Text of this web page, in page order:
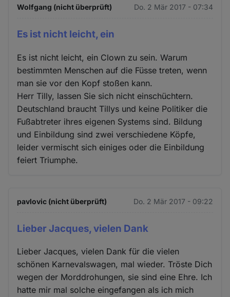
Wolfgang (nicht überprüft) Do. 2 Mär 2017 - 07:34
Es ist nicht leicht, ein
Es ist nicht leicht, ein Clown zu sein. Warum
bestimmten Menschen auf die Füsse treten, wenn
man sie vor den Kopf stoßen kann.
Herr Tilly, lassen Sie sich nicht einschüchtern.
Deutschland braucht Tillys und keine Politiker die
Fußabtreter ihres eigenen Systems sind. Bildung
und Einbildung sind zwei verschiedene Köpfe,
leider vermischt sich einiges oder die Einbildung
feiert Triumphe.
pavlovic (nicht überprüft) Do. 2 Mär 2017 - 09:22
Lieber Jacques, vielen Dank
Lieber Jacques, vielen Dank für die vielen
schönen Karnevalswagen, mal wieder. Tröste Dich
wegen der Morddrohungen, sie sind eine Ehre. Ich
hatte mir mal solche eingefangen als ich mich